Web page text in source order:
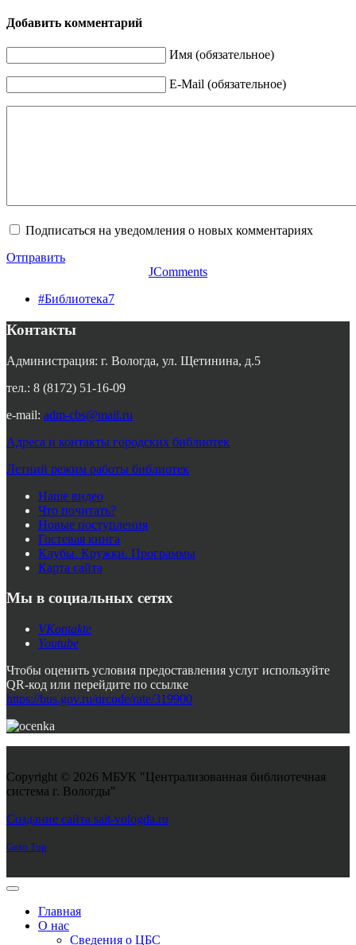
Добавить комментарий
Имя (обязательное)
E-Mail (обязательное)
Подписаться на уведомления о новых комментариях
Отправить
JComments
#Библиотека7
Контакты
Администрация: г. Вологда, ул. Щетинина, д.5
тел.: 8 (8172) 51-16-09
e-mail: adm-cbs@mail.ru
Адреса и контакты городских библиотек
Летний режим работы библиотек
Наше видео
Что почитать?
Новые поступления
Гостевая книга
Клубы. Кружки. Программы
Карта сайта
Мы в социальных сетях
VKontakte
Youtube
Чтобы оценить условия предоставления услуг используйте
QR-код или перейдите по ссылке
https://bus.gov.ru/qrcode/rate/319900
Copyright © 2026 МБУК "Централизованная библиотечная
система г. Вологды"
Создание сайта sait-vologda.ru
Goto Top
Главная
О нас
Сведения о ЦБС